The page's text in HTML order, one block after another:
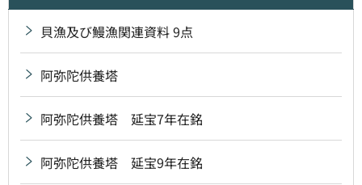
貝漁及び鰻漁関連資料 9点
阿弥陀供養塔
阿弥陀供養塔 延宝7年在銘
阿弥陀供養塔 延宝9年在銘